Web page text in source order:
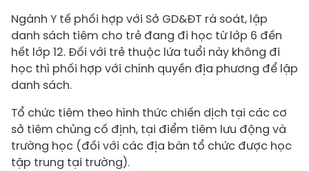
Ngành Y tế phối hợp với Sở GD&ĐT rà soát, lập
danh sách tiêm cho trẻ đang đi học từ lớp 6 đến
hết lớp 12. Đối với trẻ thuộc lứa tuổi này không đi
học thì phối hợp với chính quyền địa phương để lập
danh sách.
Tổ chức tiêm theo hình thức chiến dịch tại các cơ
sở tiêm chủng cố định, tại điểm tiêm lưu động và
trường học (đối với các địa bàn tổ chức được học
tập trung tại trường).